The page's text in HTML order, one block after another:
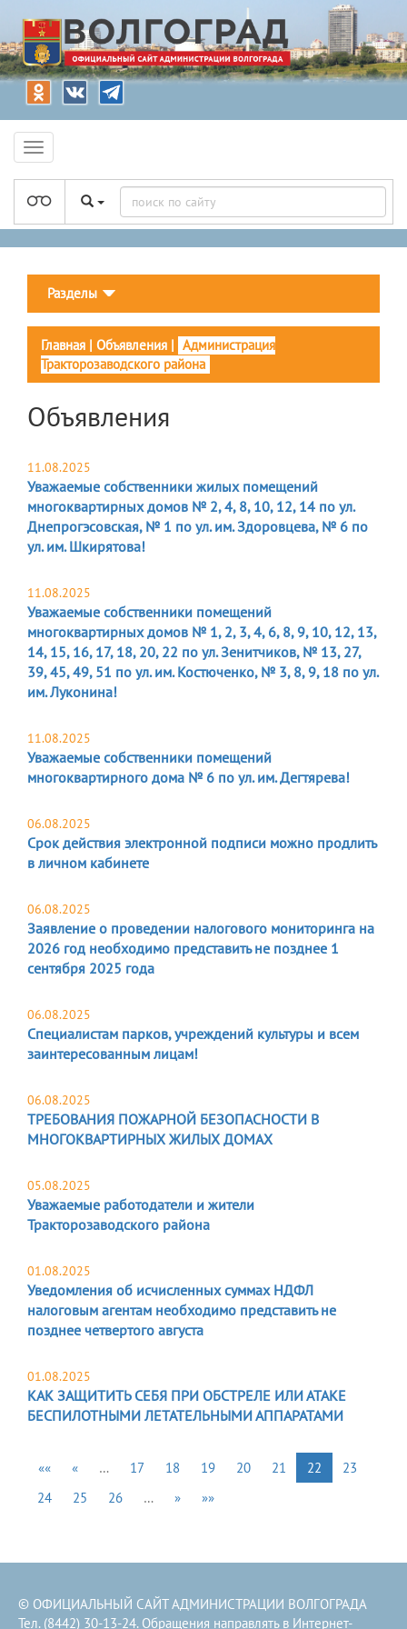
Разделы
Главная | Объявления | Администрация
Тракторозаводского района
Объявления
11.08.2025
Уважаемые собственники жилых помещений
многоквартирных домов № 2, 4, 8, 10, 12, 14 по ул.
Днепрогэсовская, № 1 по ул. им. Здоровцева, № 6 по
ул. им. Шкирятова!
11.08.2025
Уважаемые собственники помещений
многоквартирных домов № 1, 2, 3, 4, 6, 8, 9, 10, 12, 13,
14, 15, 16, 17, 18, 20, 22 по ул. Зенитчиков, № 13, 27,
39, 45, 49, 51 по ул. им. Костюченко, № 3, 8, 9, 18 по ул.
им. Луконина!
11.08.2025
Уважаемые собственники помещений
многоквартирного дома № 6 по ул. им. Дегтярева!
06.08.2025
Срок действия электронной подписи можно продлить
в личном кабинете
06.08.2025
Заявление о проведении налогового мониторинга на
2026 год необходимо представить не позднее 1
сентября 2025 года
06.08.2025
Специалистам парков, учреждений культуры и всем
заинтересованным лицам!
06.08.2025
ТРЕБОВАНИЯ ПОЖАРНОЙ БЕЗОПАСНОСТИ В
МНОГОКВАРТИРНЫХ ЖИЛЫХ ДОМАХ
05.08.2025
Уважаемые работодатели и жители
Тракторозаводского района
01.08.2025
Уведомления об исчисленных суммах НДФЛ
налоговым агентам необходимо представить не
позднее четвертого августа
01.08.2025
КАК ЗАЩИТИТЬ СЕБЯ ПРИ ОБСТРЕЛЕ ИЛИ АТАКЕ
БЕСПИЛОТНЫМИ ЛЕТАТЕЛЬНЫМИ АППАРАТАМИ
«« « … 17 18 19 20 21 22
23
24
25 26 … » »»
© ОФИЦИАЛЬНЫЙ САЙТ АДМИНИСТРАЦИИ ВОЛГОГРАДА
Тел. (8442) 30-13-24. Обращения направлять в Интернет-